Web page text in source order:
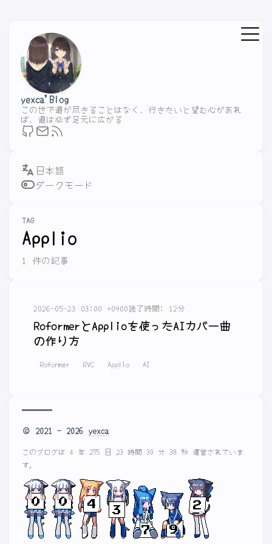
yexca'Blog
この世で道が尽きることはなく、行きたいと望む心があれ
ば、道は必ず足元に広がる
ダークモード
TAG
Applio
1 件の記事
2026-05-23 03:00 +0900読了時間: 12分
RoformerとApplioを使ったAIカバー曲
の作り方
Roformer RVC Applio AI
© 2021 - 2026 yexca
このブログは 4 年 275 日 23 時間 30 分 38 秒 運営されていま
す。